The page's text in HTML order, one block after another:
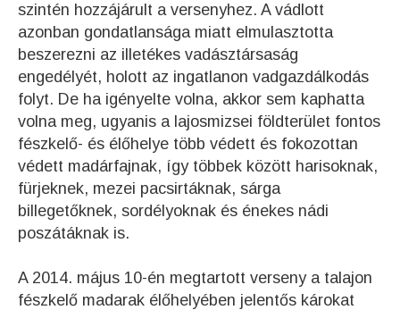
szintén hozzájárult a versenyhez. A vádlott
azonban gondatlansága miatt elmulasztotta
beszerezni az illetékes vadásztársaság
engedélyét, holott az ingatlanon vadgazdálkodás
folyt. De ha igényelte volna, akkor sem kaphatta
volna meg, ugyanis a lajosmizsei földterület fontos
fészkelő- és élőhelye több védett és fokozottan
védett madárfajnak, így többek között harisoknak,
fürjeknek, mezei pacsirtáknak, sárga
billegetőknek, sordélyoknak és énekes nádi
poszátáknak is.
A 2014. május 10-én megtartott verseny a talajon
fészkelő madarak élőhelyében jelentős károkat